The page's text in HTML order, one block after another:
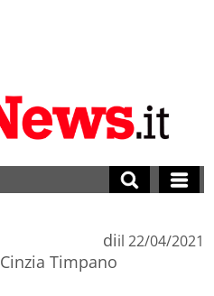
di
Cinzia Timpano
il 22/04/2021